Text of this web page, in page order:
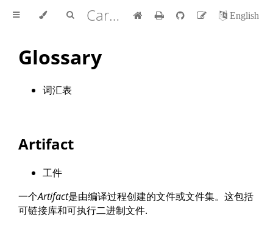
Cargo 手册 中文版 English
Glossary
词汇表
Artifact
工件
一个Artifact是由编译过程创建的文件或文件集。这包括
可链接库和可执行二进制文件.